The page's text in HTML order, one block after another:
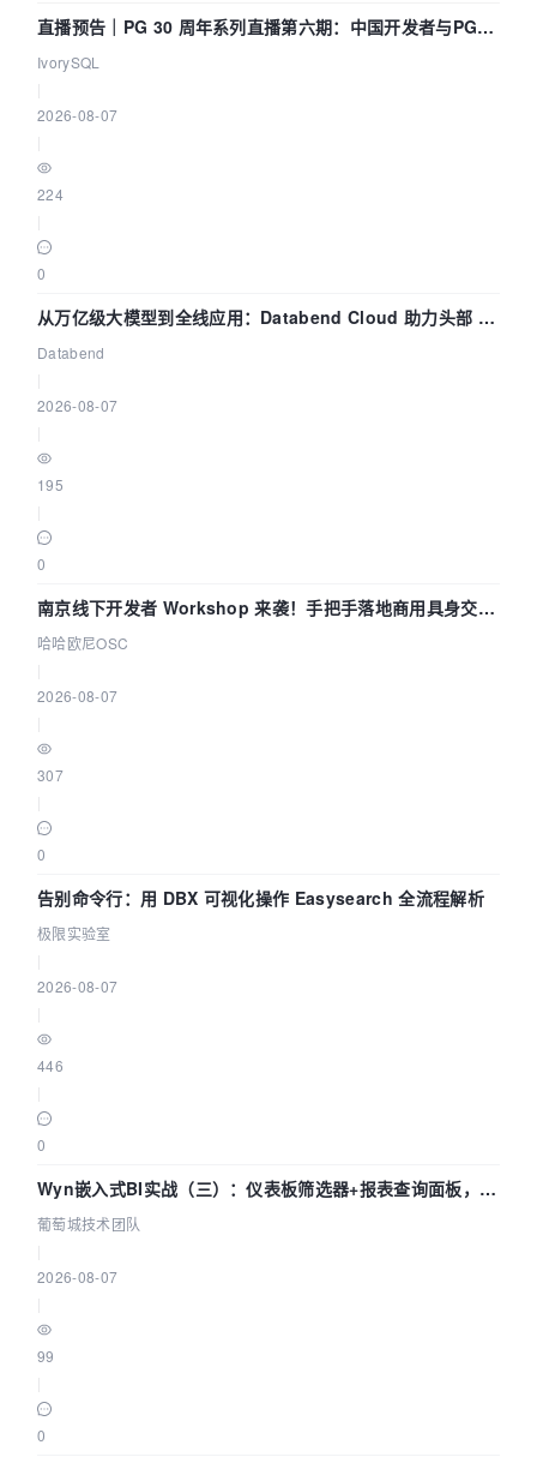
直播预告｜PG 30 周年系列直播第六期：中国开发者与PG内
核——我们改得动吗？我们贡献了什么？
IvorySQL
2026-08-07
224
0
从万亿级大模型到全线应用：Databend Cloud 助力头部 AI
企业构建全链路 Trace 数据管道
Databend
2026-08-07
195
0
南京线下开发者 Workshop 来袭！手把手落地商用具身交互
智能 Agent 应用
哈哈欧尼OSC
2026-08-07
307
0
告别命令行：用 DBX 可视化操作 Easysearch 全流程解析
极限实验室
2026-08-07
446
0
Wyn嵌入式BI实战（三）：仪表板筛选器+报表查询面板，参
数联动全闭环
葡萄城技术团队
2026-08-07
99
0